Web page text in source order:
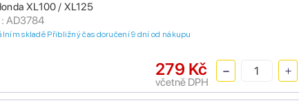
XL100 / XL125
AD3784
skladě Přibližný čas doručení 9 dní od nákupu
279 Kč
včetně DPH